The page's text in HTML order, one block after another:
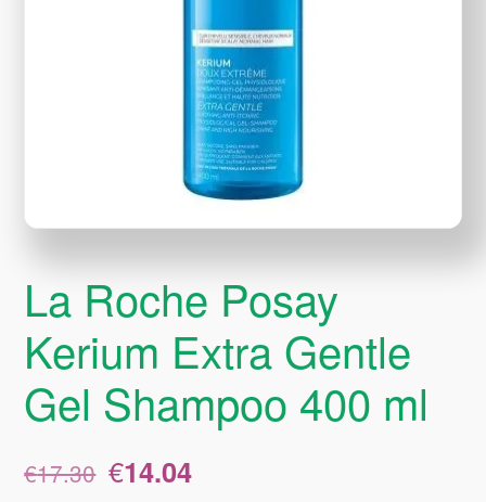
La Roche Posay
Kerium Extra Gentle
Gel Shampoo 400 ml
€17.30 Original
price
€14.04